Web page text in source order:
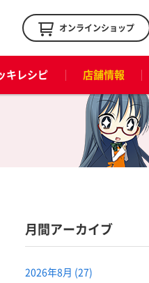
オンラインショップ
キレシピ 店舗情報
月間アーカイブ
2026年8月 (27)